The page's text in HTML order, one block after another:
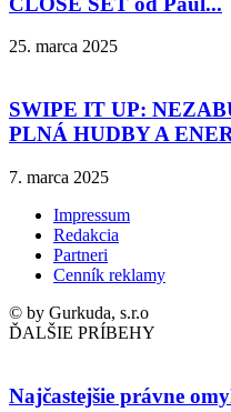
25. marca 2025
SWIPE IT UP:
PLNÁ HUDBY A
7. marca 2025
Impressum
Redakcia
Partneri
Cenník reklamy
© by Gurkuda, s.r.o
ĎALŠIE PRÍBEHY
Najčastejšie právne